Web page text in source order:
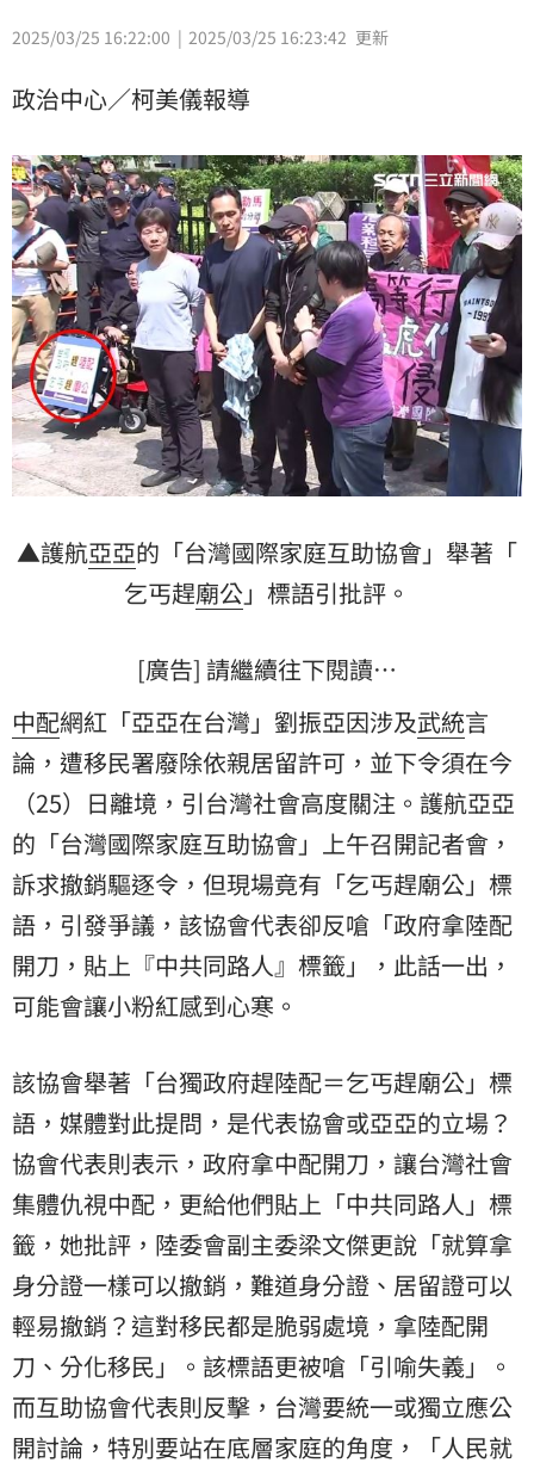
2025/03/25 16:22:00 2025/03/25 16:23:42 更新
政治中心／柯美儀報導
▲護航亞亞的「台灣國際家庭互助協會」舉著「
乞丐趕廟公」標語引批評。
[廣告] 請繼續往下閱讀…
中配網紅「亞亞在台灣」劉振亞因涉及武統言
論，遭移民署廢除依親居留許可，並下令須在今
（25）日離境，引台灣社會高度關注。護航亞亞
的「台灣國際家庭互助協會」上午召開記者會，
訴求撤銷驅逐令，但現場竟有「乞丐趕廟公」標
語，引發爭議，該協會代表卻反嗆「政府拿陸配
開刀，貼上『中共同路人』標籤」，此話一出，
可能會讓小粉紅感到心寒。
該協會舉著「台獨政府趕陸配＝乞丐趕廟公」標
語，媒體對此提問，是代表協會或亞亞的立場？
協會代表則表示，政府拿中配開刀，讓台灣社會
集體仇視中配，更給他們貼上「中共同路人」標
籤，她批評，陸委會副主委梁文傑更說「就算拿
身分證一樣可以撤銷，難道身分證、居留證可以
輕易撤銷？這對移民都是脆弱處境，拿陸配開
刀、分化移民」。該標語更被嗆「引喻失義」。
而互助協會代表則反擊，台灣要統一或獨立應公
開討論，特別要站在底層家庭的角度，「人民就